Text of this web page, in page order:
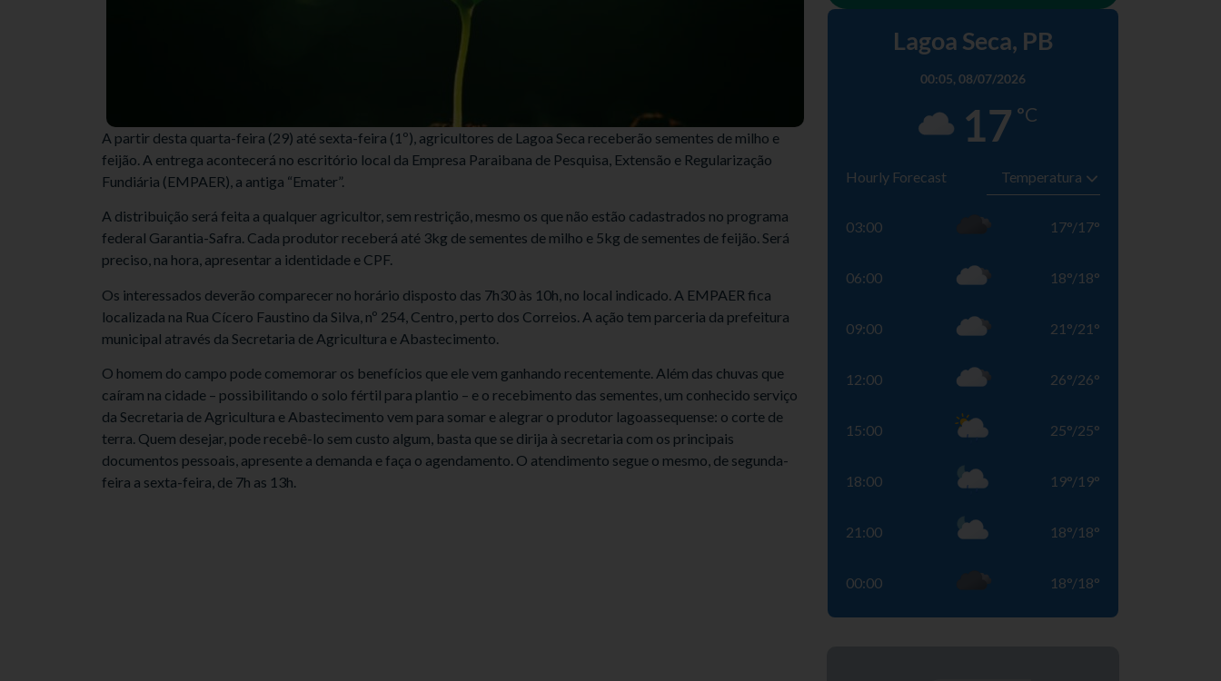
A partir desta quarta-feira (29) até sexta-feira (1º), agricultores de Lagoa Seca receberão sementes de milho e
feijão. A entrega acontecerá no escritório local da Empresa Paraibana de Pesquisa, Extensão e Regularização
Fundiária (EMPAER), a antiga “Emater”.
A distribuição será feita a qualquer agricultor, sem restrição, mesmo os que não estão cadastrados no programa
federal Garantia-Safra. Cada produtor receberá até 3kg de sementes de milho e 5kg de sementes de feijão. Será
preciso, na hora, apresentar a identidade e CPF.
Os interessados deverão comparecer no horário disposto das 7h30 às 10h, no local indicado. A EMPAER fica
localizada na Rua Cícero Faustino da Silva, nº 254, Centro, perto dos Correios. A ação tem parceria da prefeitura
municipal através da Secretaria de Agricultura e Abastecimento.
O homem do campo pode comemorar os benefícios que ele vem ganhando recentemente. Além das chuvas que
caíram na cidade – possibilitando o solo fértil para plantio – e o recebimento das sementes, um conhecido serviço
da Secretaria de Agricultura e Abastecimento vem para somar e alegrar o produtor lagoassequense: o corte de
terra. Quem desejar, pode recebê-lo sem custo algum, basta que se dirija à secretaria com os principais
documentos pessoais, apresente a demanda e faça o agendamento. O atendimento segue o mesmo, de segunda-
feira a sexta-feira, de 7h as 13h.
Lagoa Seca, PB
00:05, 08/07/2026
17 °C
Hourly Forecast
03:00 17°/17°
06:00 18°/18°
09:00 21 °/21 °
12:00 26°/26°
15:00 25°/25°
18:00 19°/19°
21:00 18°/18°
00:00 18°/18°